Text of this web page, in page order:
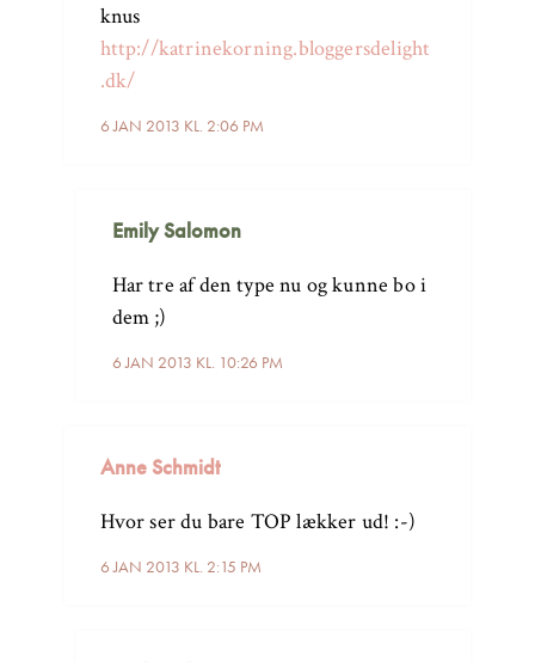
6 JAN 2013 KL. 2:06 PM
knus
http://katrinekorning.bloggersdelight
.dk/
Emily Salomon
6 JAN 2013 KL. 10:26 PM
Har tre af den type nu og kunne bo i
dem ;)
Anne Schmidt
6 JAN 2013 KL. 2:15 PM
Hvor ser du bare TOP lækker ud! :-)